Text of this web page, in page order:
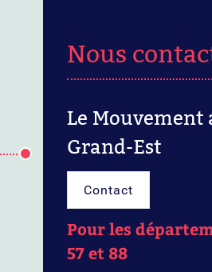
Nous
Le Mouvement
Grand-Est
Contact
Pour les
57 et 88